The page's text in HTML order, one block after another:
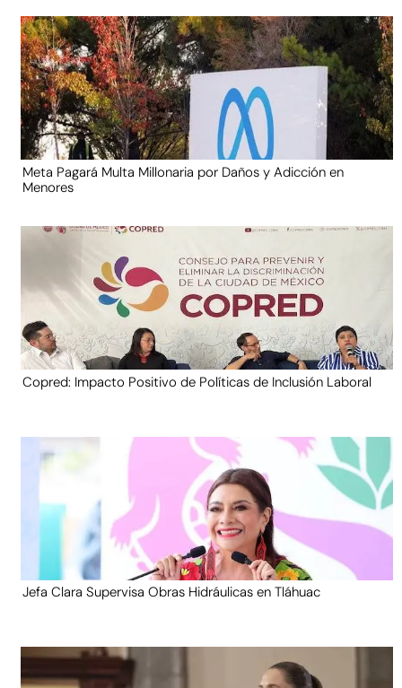
Meta Pagará Multa Millonaria por Daños y Adicción en
Menores
Copred: Impacto Positivo de Políticas de Inclusión Laboral
Jefa Clara Supervisa Obras Hidráulicas en Tláhuac